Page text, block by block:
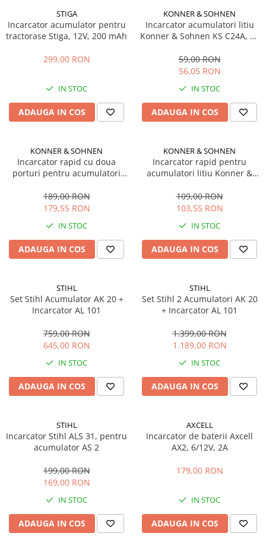
Unelte de gradinarit
Dispozitive de imprastiat si
semanat
Unelte taiat
Roabe si carucioare
Sere si solarii
Plase si folii pentru gradinarit
Echipamente de protectie pentru
gradina
Casti de protectie
Manusi de lucru
Ochelari de protectie
Electrice si Iluminat
Sisteme fotovoltaice
Prize & Prelungitoare
Masini de taiat
Masini de taiat beton / asfalt
Masini de taiat caramida
Ghilotine
Finisare si Prelucrare suprafete
Elicoptere pardoseala
Vibratoare beton
Rigle vibrante
Scarificatoare beton
Aplicatoare cu banda
Slefuitoare pereti
STIGA
Incarcator acumulator pentru
tractorase Stiga, 12V, 200 mAh
299,00 RON
IN STOC
ADAUGA IN COS
KONNER & SOHNEN
Incarcator acumulatori litiu
Konner & Sohnen KS C24A, 20
59,00 RON
56,05 RON
IN STOC
ADAUGA IN COS
KONNER & SOHNEN
Incarcator rapid cu doua
porturi pentru acumulatori
C35A-2, 20V, 3.5A
189,00 RON
179,55 RON
IN STOC
ADAUGA IN COS
KONNER & SOHNEN
Incarcator rapid pentru
acumulatori litiu Konner &
109,00 RON
103,55 RON
IN STOC
ADAUGA IN COS
STIHL
Set Stihl Acumulator AK 20 +
Incarcator AL 101
759,00 RON
645,00 RON
IN STOC
ADAUGA IN COS
STIHL
Set Stihl 2 Acumulatori AK 20
+ Incarcator AL 101
1.399,00 RON
1.189,00 RON
IN STOC
ADAUGA IN COS
STIHL
Incarcator Stihl ALS 31, pentru
acumulator AS 2
199,00 RON
169,00 RON
IN STOC
ADAUGA IN COS
AXCELL
Incarcator de baterii Axcell
AX2, 6/12V, 2A
179,00 RON
IN STOC
ADAUGA IN COS